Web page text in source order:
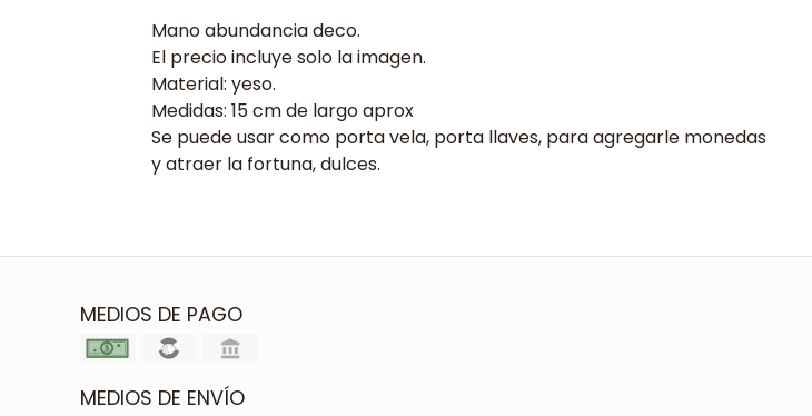
Mano abundancia deco.
El precio incluye solo la imagen.
Material: yeso.
Medidas: 15 cm de largo aprox
Se puede usar como porta vela, porta llaves, para agregarle monedas
y atraer la fortuna, dulces.
MEDIOS DE PAGO
MEDIOS DE ENVÍO